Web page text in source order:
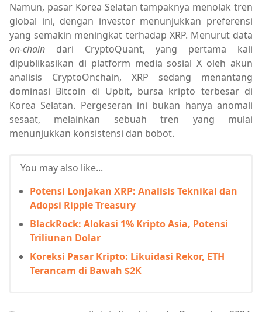
Namun, pasar Korea Selatan tampaknya menolak tren
global ini, dengan investor menunjukkan preferensi
yang semakin meningkat terhadap XRP. Menurut data
on-chain dari CryptoQuant, yang pertama kali
dipublikasikan di platform media sosial X oleh akun
analisis CryptoOnchain, XRP sedang menantang
dominasi Bitcoin di Upbit, bursa kripto terbesar di
Korea Selatan. Pergeseran ini bukan hanya anomali
sesaat, melainkan sebuah tren yang mulai
menunjukkan konsistensi dan bobot.
You may also like...
Potensi Lonjakan XRP: Analisis Teknikal dan
Adopsi Ripple Treasury
BlackRock: Alokasi 1% Kripto Asia, Potensi
Triliunan Dolar
Koreksi Pasar Kripto: Likuidasi Rekor, ETH
Terancam di Bawah $2K